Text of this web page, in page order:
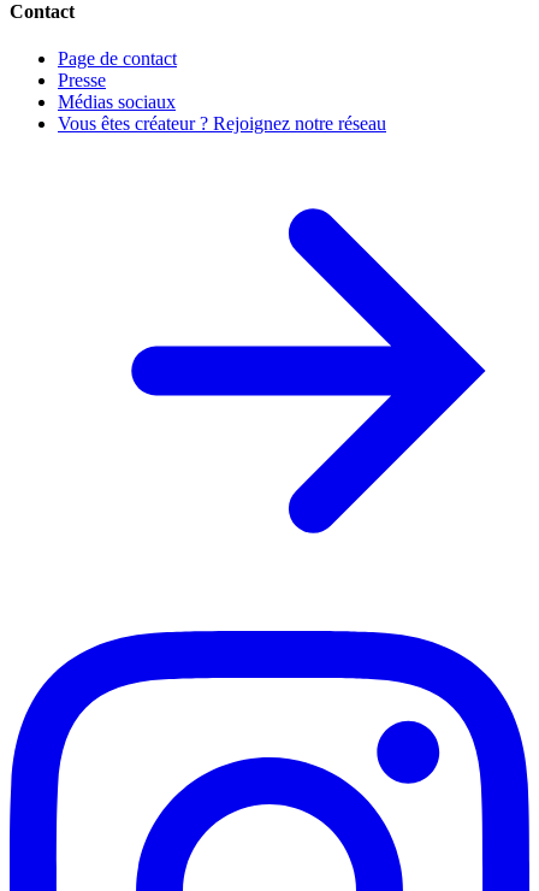
Contact
Page de contact
Presse
Médias sociaux
Vous êtes créateur ? Rejoignez notre réseau